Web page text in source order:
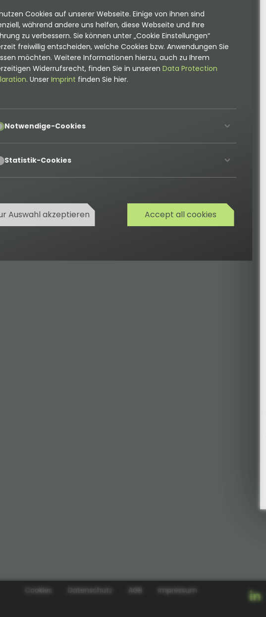
Cookies Datenschutz AGB Impressum
Cookies auf unserer Webseite. Einige von ihnen sind
während andere uns helfen, diese Webseite und Ihre
zu verbessern. Sie können unter „Cookie Einstellungen“
freiwillig entscheiden, welche Cookies bzw. Anwendungen Sie
möchten. Weitere Informationen hierzu, auch zu Ihrem
Widerrufsrecht, finden Sie in unseren Data Protection
. Unser Imprint finden Sie hier.
Notwendige-Cookies
Statistik-Cookies
Auswahl akzeptieren Accept all cookies